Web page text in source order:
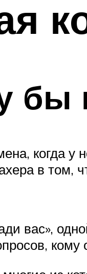
бы
когда у
в том,
вас»,